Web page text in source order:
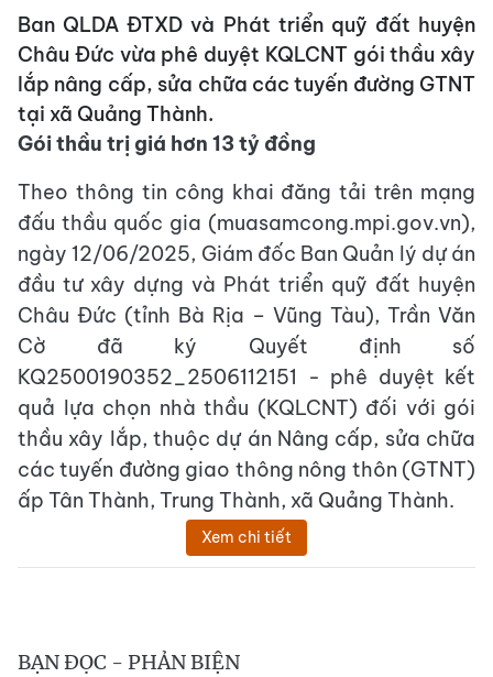
Ban QLDA ĐTXD và Phát triển quỹ đất huyện
Châu Đức vừa phê duyệt KQLCNT gói thầu xây
lắp nâng cấp, sửa chữa các tuyến đường GTNT
tại xã Quảng Thành.
Gói thầu trị giá hơn 13 tỷ đồng
Theo thông tin công khai đăng tải trên mạng
đấu thầu quốc gia (muasamcong.mpi.gov.vn),
ngày 12/06/2025, Giám đốc Ban Quản lý dự án
đầu tư xây dựng và Phát triển quỹ đất huyện
Châu Đức (tỉnh Bà Rịa – Vũng Tàu), Trần Văn
Cờ đã ký Quyết định số
KQ2500190352_2506112151 - phê duyệt kết
quả lựa chọn nhà thầu (KQLCNT) đối với gói
thầu xây lắp, thuộc dự án Nâng cấp, sửa chữa
các tuyến đường giao thông nông thôn (GTNT)
ấp Tân Thành, Trung Thành, xã Quảng Thành.
Xem chi tiết
BẠN ĐỌC - PHẢN BIỆN